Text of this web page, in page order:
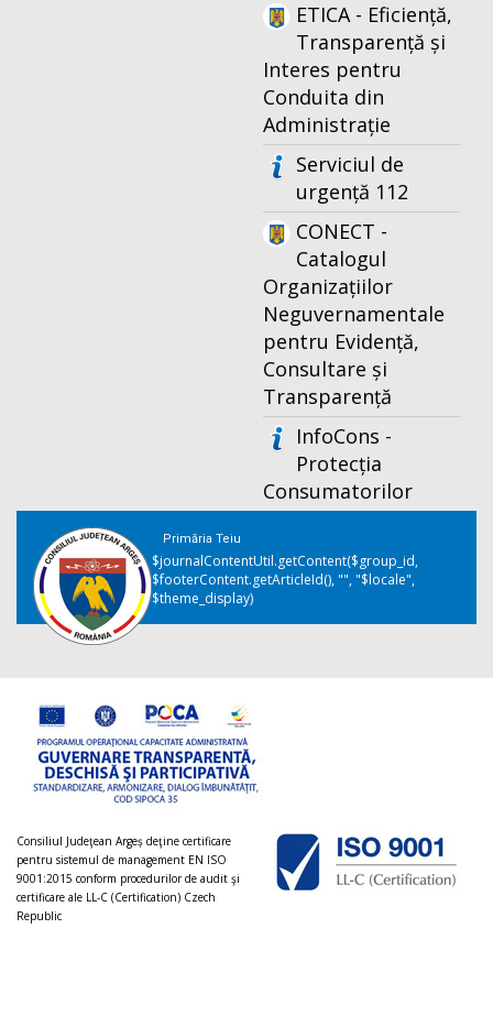
ETICA - Eficiență,
Transparență și
Interes pentru
Conduita din
Administrație
Serviciul de
urgență 112
CONECT -
Catalogul
Organizațiilor
Neguvernamentale
pentru Evidență,
Consultare și
Transparență
InfoCons -
Protecția
Consumatorilor
Primăria Teiu
$journalContentUtil.getContent($group_id,
$footerContent.getArticleId(), "", "$locale",
$theme_display)
Consiliul Judeţean Argeș deţine certificare
pentru sistemul de management EN ISO
9001:2015 conform procedurilor de audit şi
certificare ale LL-C (Certification) Czech
Republic